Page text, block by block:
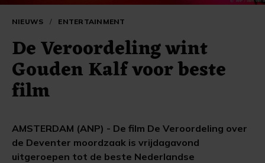
NIEUWS / ENTERTAINMENT
De Veroordeling wint
Gouden Kalf voor beste
film
AMSTERDAM (ANP) - De film De Veroordeling over
de Deventer moordzaak is vrijdagavond
uitgeroepen tot de beste Nederlandse